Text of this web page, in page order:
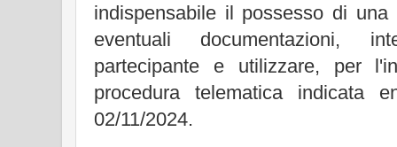
indispensabile il possesso di
eventuali documentazioni,
partecipante e utilizzare, per
procedura telematica indicata
02/11/2024.